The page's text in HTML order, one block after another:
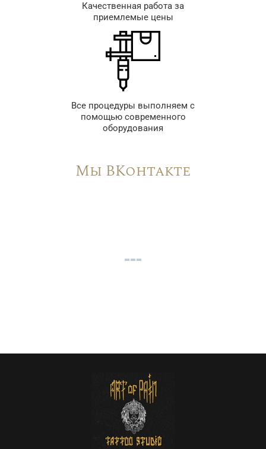
Качественная работа за
приемлемые цены
Все процедуры выполняем с
помощью современного
оборудования
Мы ВКонтакте